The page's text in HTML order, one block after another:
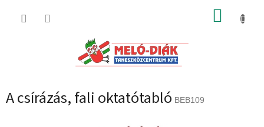
KOSÁR
A csírázás, fali oktatótabló BEB109